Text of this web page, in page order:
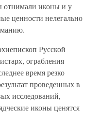
отнимали иконы и у
ценности нелегально
Русской
ограбления
время резко
проведенных в
исследований,
иконы ценятся